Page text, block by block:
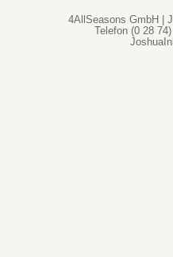
4AllSeasons GmbH |
Telefon (0 28